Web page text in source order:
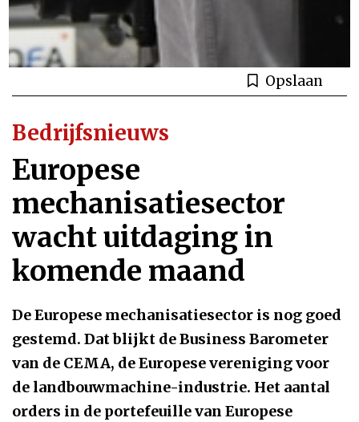
Opslaan
Bedrijfsnieuws
Europese
mechanisatiesector
wacht uitdaging in
komende maand
De Europese mechanisatiesector is nog goed
gestemd. Dat blijkt de Business Barometer
van de CEMA, de Europese vereniging voor
de landbouwmachine-industrie. Het aantal
orders in de portefeuille van Europese